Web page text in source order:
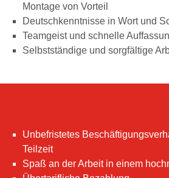
Montage von Vorteil
Deutschkenntnisse in Wort und
Teamgeist und schnelle
Selbstständige und sorgfältige
Unbefristetes
Teilzeit
Spaß an der Arbeit in einem